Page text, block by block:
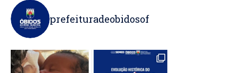
prefeituradeobidosof